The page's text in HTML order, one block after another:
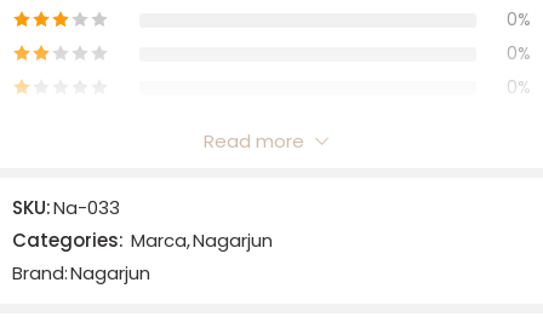
0%
0%
0%
There are no reviews yet.
Read more
SKU:Na-033
Categories: Marca,Nagarjun
Brand:Nagarjun